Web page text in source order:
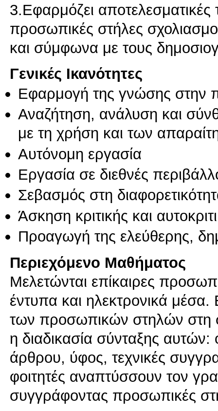
3.Εφαρμόζει αποτελεσματικές
προσωπικές στήλες
Γενικές Ικανότητες
Εφαρμογή της γνώσης στην
Αναζήτηση, ανάλυση και
με τη χρήση και των
Αυτόνομη εργασία
Εργασία σε διεθνές
Σεβασμός στη
Άσκηση κριτικής και
Προαγωγή της ελεύθερης,
Περιεχόμενο Μαθήματος
Μελετώνται επίκαιρες
έντυπα και ηλεκτρονικά μέσα.
των προσωπικών στηλών στη
η διαδικασία σύνταξης
άρθρου, ύφος, τεχνικές
φοιτητές αναπτύσσουν τον